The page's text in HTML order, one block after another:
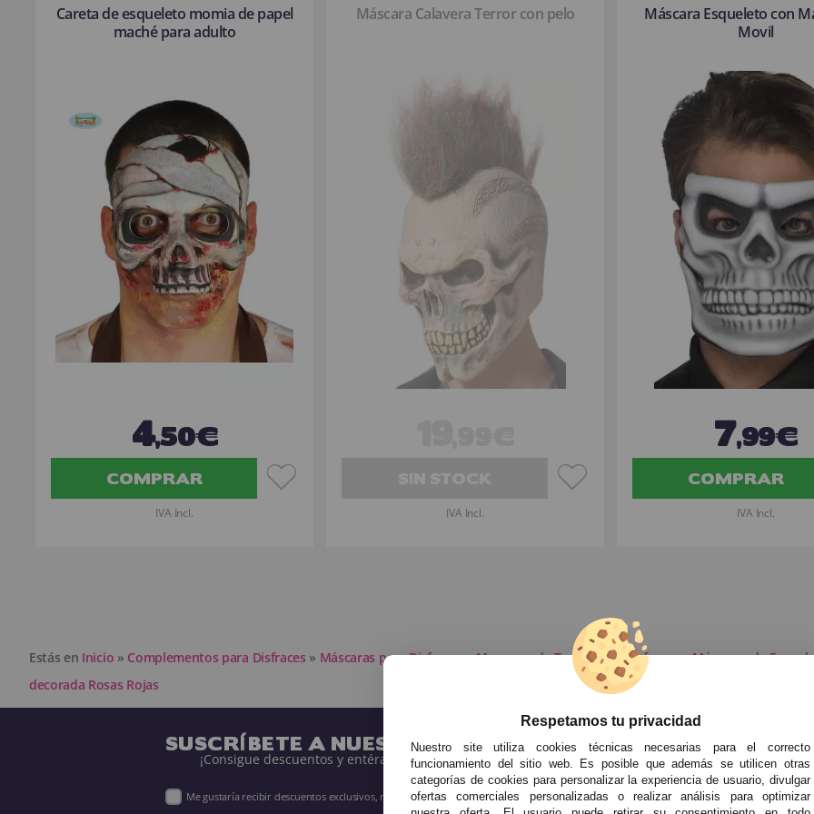
Careta de esqueleto momia de papel
maché para adulto
4,50€
COMPRAR
IVA Incl.
Máscara Calavera Terror con pelo
IVA Incl.
Máscara Esqueleto con
Movil
7,99€
COMPRAR
IVA Incl.
Estás en Inicio » Complementos para Disfraces » Máscaras para Disfraces»Mascaras de Terror para Disfraces»Máscaras de
decorada Rosas Rojas
SUSCRÍBETE A NUESTRA NEWSLETTER
¡Consigue descuentos y entérate de todo antes que nadie!
Me gustaría recibir descuentos exclusivos, novedades y tendencias por e-mail. Puedo darme de baja cuando quiera según lo recogido en
Respetamos tu privacidad
Nuestro site utiliza cookies técnicas necesarias para el correcto
funcionamiento del sitio web. Es posible que además se utilicen otras
categorías de cookies para personalizar la experiencia de usuario, divulgar
ofertas comerciales personalizadas o realizar análisis para optimizar